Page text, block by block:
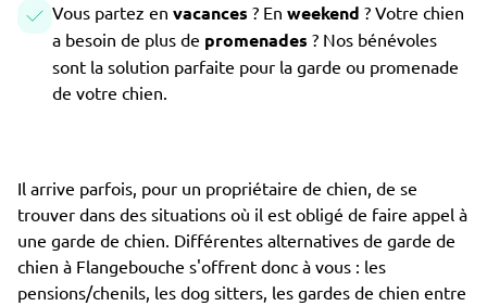
Vous partez en vacances ? En weekend ? Votre chien
a besoin de plus de promenades ? Nos bénévoles
sont la solution parfaite pour la garde ou promenade
de votre chien.
Il arrive parfois, pour un propriétaire de chien, de se
trouver dans des situations où il est obligé de faire appel à
une garde de chien. Différentes alternatives de garde de
chien à Flangebouche s'offrent donc à vous : les
pensions/chenils, les dog sitters, les gardes de chien entre